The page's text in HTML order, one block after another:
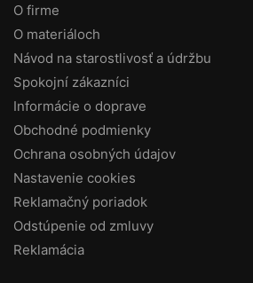
O firme
O materiáloch
Návod na starostlivosť a údržbu
Spokojní zákazníci
Informácie o doprave
Obchodné podmienky
Ochrana osobných údajov
Nastavenie cookies
Reklamačný poriadok
Odstúpenie od zmluvy
Reklamácia